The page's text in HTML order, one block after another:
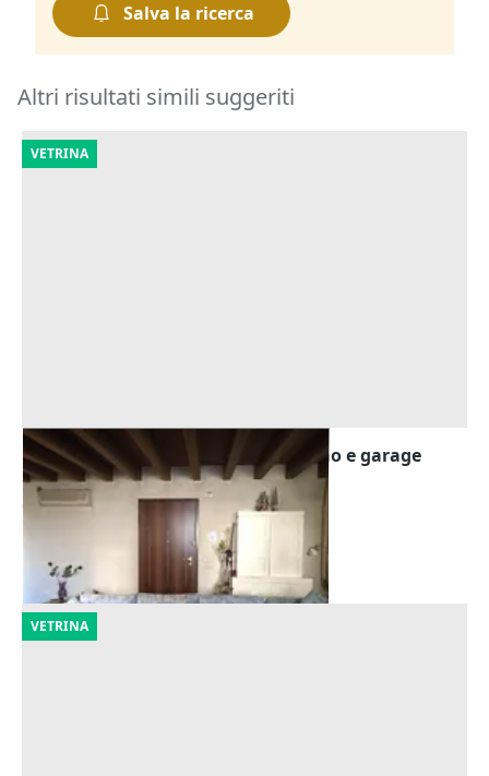
Salva la ricerca
Altri risultati simili suggeriti
VETRINA
Asta Ufficio piano terra con giardino e garage
Offerta minima
81.600 €
17/09/2026
VETRINA